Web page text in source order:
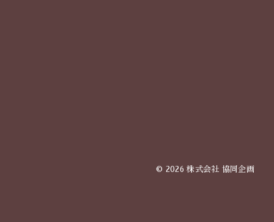
© 2026 株式会社 協同企画